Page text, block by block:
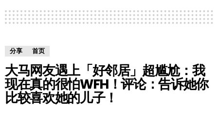
分享 首页
大马网友遇上「好邻居」超尴尬：我
现在真的很怕WFH！评论：告诉她你
比较喜欢她的儿子！